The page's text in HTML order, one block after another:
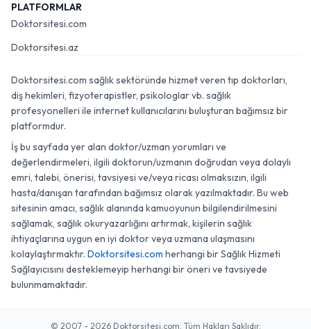
PLATFORMLAR
Doktorsitesi.com
Doktorsitesi.az
Doktorsitesi.com sağlık sektöründe hizmet veren tıp doktorları,
diş hekimleri, fizyoterapistler, psikologlar vb. sağlık
profesyonelleri ile internet kullanıcılarını buluşturan bağımsız bir
platformdur.
İş bu sayfada yer alan doktor/uzman yorumları ve
değerlendirmeleri, ilgili doktorun/uzmanın doğrudan veya dolaylı
emri, talebi, önerisi, tavsiyesi ve/veya ricası olmaksızın, ilgili
hasta/danışan tarafından bağımsız olarak yazılmaktadır. Bu web
sitesinin amacı, sağlık alanında kamuoyunun bilgilendirilmesini
sağlamak, sağlık okuryazarlığını artırmak, kişilerin sağlık
ihtiyaçlarına uygun en iyi doktor veya uzmana ulaşmasını
kolaylaştırmaktır. Doktorsitesi.com herhangi bir Sağlık Hizmeti
Sağlayıcısını desteklemeyip herhangi bir öneri ve tavsiyede
bulunmamaktadır.
© 2007 - 2026 Doktorsitesi.com. Tüm Hakları Saklıdır.